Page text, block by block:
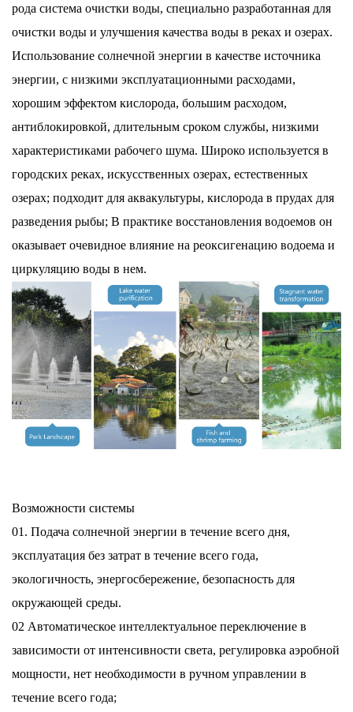
рода система очистки воды, специально разработанная для
очистки воды и улучшения качества воды в реках и озерах.
Использование солнечной энергии в качестве источника
энергии, с низкими эксплуатационными расходами,
хорошим эффектом кислорода, большим расходом,
антиблокировкой, длительным сроком службы, низкими
характеристиками рабочего шума. Широко используется в
городских реках, искусственных озерах, естественных
озерах; подходит для аквакультуры, кислорода в прудах для
разведения рыбы; В практике восстановления водоемов он
оказывает очевидное влияние на реоксигенацию водоема и
циркуляцию воды в нем.
Возможности системы
01. Подача солнечной энергии в течение всего дня,
эксплуатация без затрат в течение всего года,
экологичность, энергосбережение, безопасность для
окружающей среды.
02 Автоматическое интеллектуальное переключение в
зависимости от интенсивности света, регулировка аэробной
мощности, нет необходимости в ручном управлении в
течение всего года;